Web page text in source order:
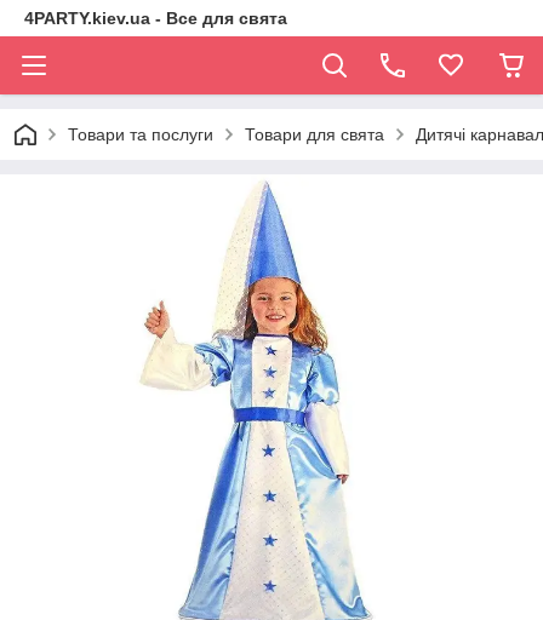
4PARTY.kiev.ua - Все для свята
Товари та послуги Товари для свята Дитячі